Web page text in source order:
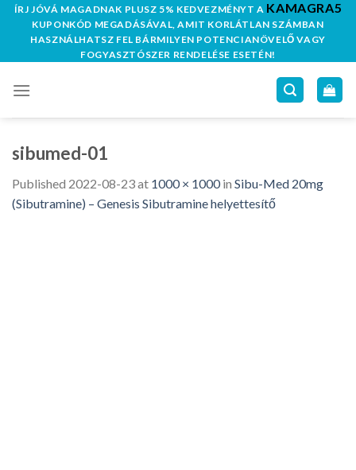
SkipÍRJ JÓVÁ MAGADNAK PLUSZ 5% KEDVEZMÉNYT A KAMAGRA5
KUPONKÓD MEGADÁSÁVAL, AMIT KORLÁTLAN SZÁMBAN
HASZNÁLHATSZ FEL BÁRMILYEN POTENCIANÖVELŐ VAGY
FOGYASZTÓSZER RENDELÉSE ESETÉN!
sibumed-01
Published 2022-08-23at 1000 × 1000in Sibu-Med 20mg
(Sibutramine) – Genesis Sibutramine helyettesítő